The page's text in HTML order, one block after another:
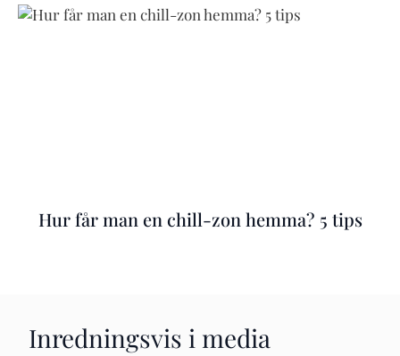
Hur får man en chill-zon hemma? 5 tips
Inredningsvis i media